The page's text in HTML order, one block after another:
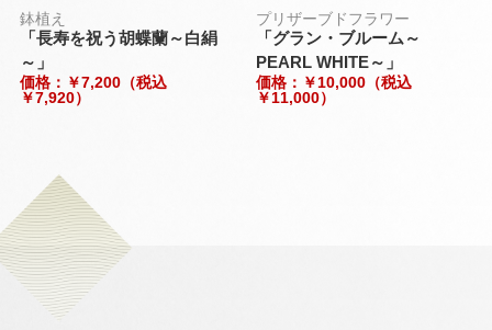
鉢植え
「長寿を祝う胡蝶蘭～白絹
～」
価格：￥7,200（税込
￥7,920）
プリザーブドフラワー
「グラン・ブルーム～
PEARL WHITE～」
価格：￥10,000（税込
￥11,000）